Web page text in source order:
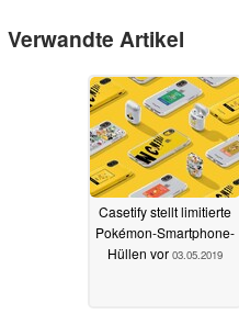
Verwandte Artikel
Casetify stellt limitierte
Pokémon-Smartphone-
Hüllen vor 03.05.2019